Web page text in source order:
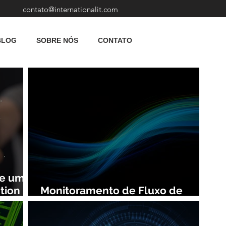
contato@internationalit.com
SOBRE NÓS CONTATO
uma
Monitoramento de Fluxo de
Rede: Vantagens e Benefícios